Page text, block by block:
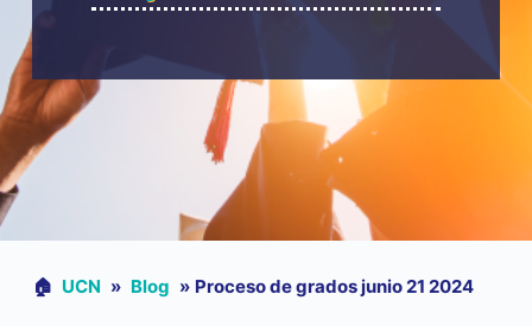
🏠︎ UCN » Blog » Proceso de grados junio 21 2024